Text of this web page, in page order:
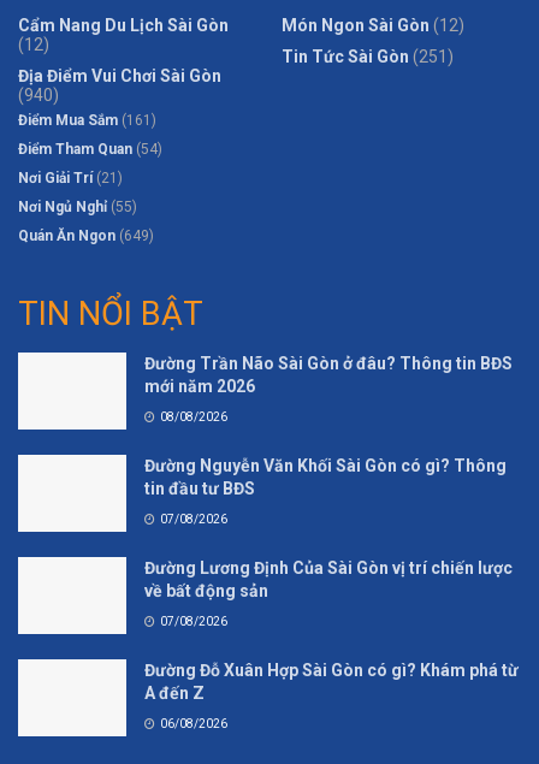
Cẩm Nang Du Lịch Sài Gòn
(12)
Địa Điểm Vui Chơi Sài Gòn
(940)
Điểm Mua Sắm (161)
Điểm Tham Quan (54)
Nơi Giải Trí (21)
Nơi Ngủ Nghỉ (55)
Quán Ăn Ngon (649)
Món Ngon Sài Gòn (12)
Tin Tức Sài Gòn (251)
TIN NỔI BẬT
Đường Trần Não Sài Gòn ở đâu? Thông tin BĐS
mới năm 2026
08/08/2026
Đường Nguyễn Văn Khối Sài Gòn có gì? Thông
tin đầu tư BĐS
07/08/2026
Đường Lương Định Của Sài Gòn vị trí chiến lược
về bất động sản
07/08/2026
Đường Đỗ Xuân Hợp Sài Gòn có gì? Khám phá từ
A đến Z
06/08/2026